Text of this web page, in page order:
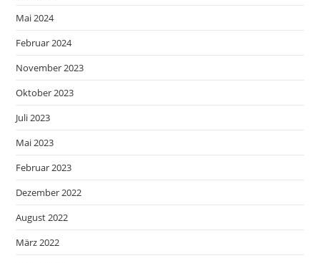
Mai 2024
Februar 2024
November 2023
Oktober 2023
Juli 2023
Mai 2023
Februar 2023
Dezember 2022
August 2022
März 2022